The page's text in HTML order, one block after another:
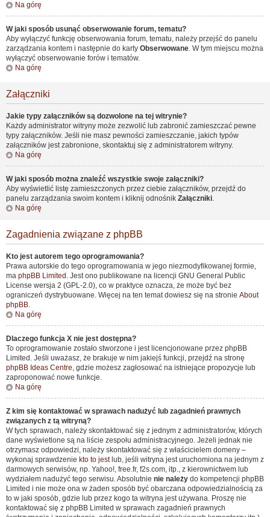
Na górę
W jaki sposób usunąć obserwowanie forum, tematu?
Aby wyłączyć funkcję obserwowania forum, tematu, należy przejść do panelu
zarządzania kontem i następnie do karty Obserwowane. W tym miejscu można
wyłączyć obserwowanie forów i tematów.
Na górę
Załączniki
Jakie typy załączników są dozwolone na tej witrynie?
Każdy administrator witryny może zezwolić lub zabronić zamieszczać pewne
typy załączników. Jeśli nie masz pewności zamieszczanie, jakich typów
załączników jest zabronione, skontaktuj się z administratorem witryny.
Na górę
W jaki sposób można znaleźć wszystkie swoje załączniki?
Aby wyświetlić listę zamieszczonych przez ciebie załączników, przejdź do
panelu zarządzania swoim kontem i kliknij odnośnik Załączniki.
Na górę
Zagadnienia związane z phpBB
Kto jest autorem tego oprogramowania?
Prawa autorskie do tego oprogramowania w jego niezmodyfikowanej formie,
ma phpBB Limited . Jest ono publikowane na licencji GNU General Public
License wersja 2 (GPL-2.0), co w praktyce oznacza, że może być bez
ograniczeń dystrybuowane. Więcej na ten temat dowiesz się na stronie About
phpBB.
Na górę
Dlaczego funkcja X nie jest dostępna?
To oprogramowanie zostało stworzone i jest licencjonowane przez phpBB
Limited. Jeśli uważasz, że brakuje w nim jakiejś funkcji, przejdź na stronę
phpBB Ideas Centre, gdzie możesz zagłosować na istniejące propozycje lub
zaproponować nowe funkcje.
Na górę
Z kim się kontaktować w sprawach nadużyć lub zagadnień prawnych
związanych z tą witryną?
W tych sprawach, należy skontaktować się z jednym z administratorów, których
dane wyświetlone są na liście zespołu administracyjnego. Jeżeli jednak nie
otrzymasz odpowiedzi, należy skontaktować się z właścicielem domeny –
wykonaj sprawdzenie kto to jestlub, jeśli witryna jest uruchomiona na jednym z
darmowych serwisów, np. Yahoo!, free.fr, f2s.com, itp., z kierownictwem lub
wydziałem nadużyć tego serwisu. Absolutnie nie należy do kompetencji phpBB
Limited i nie może ona w żaden sposób być obarczana odpowiedzialnością za
to w jaki sposób, gdzie lub przez kogo ta witryna jest używana. Proszę nie
kontaktować się z phpBB Limited w sprawach zagadnień prawnych